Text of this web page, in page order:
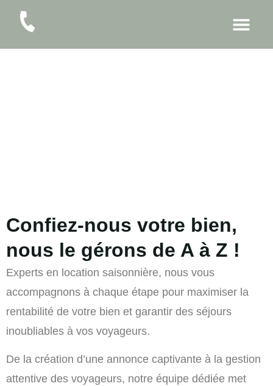
Confiez-nous votre bien,
nous le gérons de A à Z !
Experts en location saisonnière, nous vous
accompagnons à chaque étape pour maximiser la
rentabilité de votre bien et garantir des séjours
inoubliables à vos voyageurs.
De la création d’une annonce captivante à la gestion
attentive des voyageurs, notre équipe dédiée met